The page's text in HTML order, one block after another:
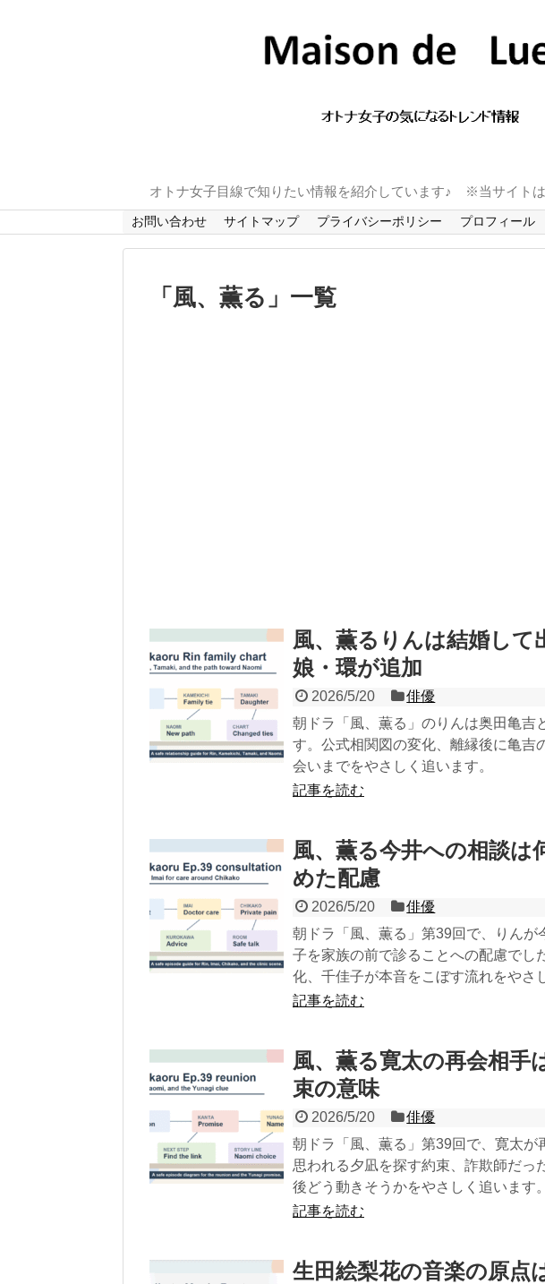
オトナ女子目線で知りたい情報を紹介しています♪ ※当サイトは
お問い合わせ サイトマップ プライバシーポリシー プロフィール
「 風、薫る 」 一覧
風、薫るりんは結婚して
娘・環が追加
2026/5/20
俳優
朝ドラ「風、薫る」のりんは奥田亀吉
す。公式相関図の変化、離縁後に亀吉
会いまでをやさしく追います。
記事を読む
風、薫る今井への相談は
めた配慮
2026/5/20
俳優
朝ドラ「風、薫る」第39回で、りんが
子を家族の前で診ることへの配慮でし
化、千佳子が本音をこぼす流れをやさ
記事を読む
風、薫る寛太の再会相手
束の意味
2026/5/20
俳優
朝ドラ「風、薫る」第39回で、寛太が
思われる夕凪を探す約束、詐欺師だっ
後どう動きそうかをやさしく追います。
記事を読む
生田絵梨花の音楽の原点